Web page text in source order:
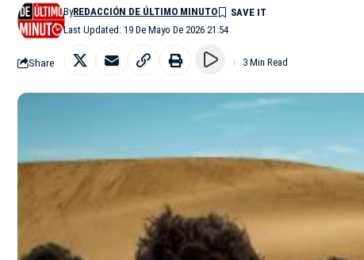
Last Updated: 19 De Mayo De 2026 21:54
ByREDACCIÓN DE ÚLTIMO MINUTO
Share 3 Min Read